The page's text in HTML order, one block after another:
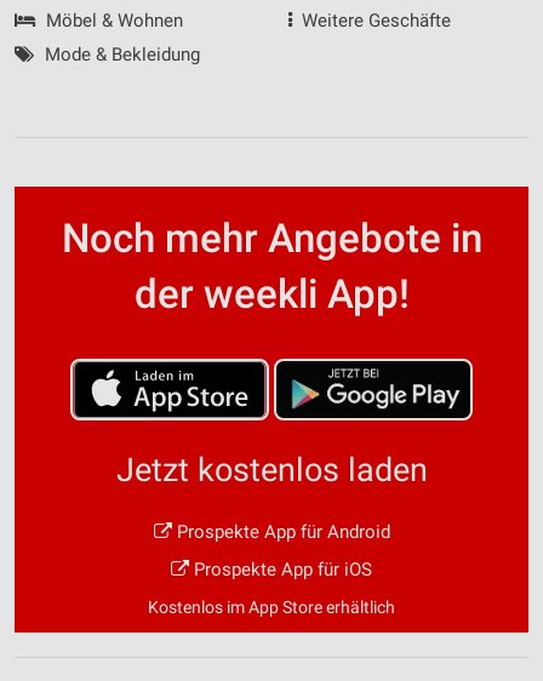
Möbel & Wohnen
Mode & Bekleidung
Weitere Geschäfte
Noch mehr Angebote in
der weekli App!
Jetzt kostenlos laden
Prospekte App für Android
Prospekte App für iOS
Kostenlos im App Store erhältlich